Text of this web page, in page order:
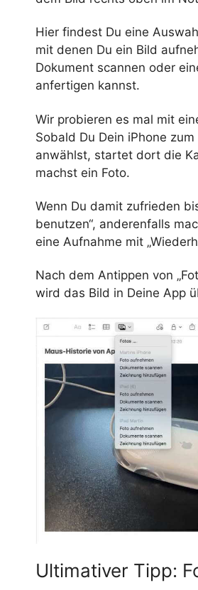
Hier findest Du eine
mit denen Du ein Bild
Dokument scannen oder
anfertigen kannst.
Wir probieren es mal mit
Sobald Du Dein iPhone
anwählst, startet dort die
machst ein Foto.
Wenn Du damit zufrieden
benutzen“, anderenfalls
eine Aufnahme mit
Nach dem Antippen von
wird das Bild in Deine App
Ultimativer Tipp: